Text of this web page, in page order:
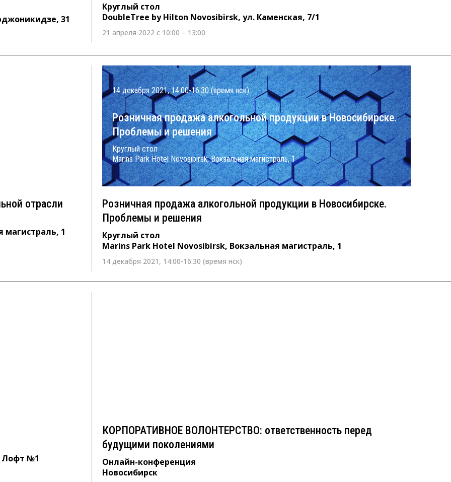
31
Круглый стол
DoubleTree by Hilton Novosibirsk, ул. Каменская, 7/1
21 апреля 2022 с 10:00 – 13:00
отрасли
магистраль, 1
14 декабря 2021, 14:00-16:30 (время нск)
Розничная продажа алкогольной продукции в Новосибирске.
Проблемы и решения
Круглый стол
Marins Park Hotel Novosibirsk, Вокзальная магистраль, 1
Розничная продажа алкогольной продукции в Новосибирске.
Проблемы и решения
Круглый стол
Marins Park Hotel Novosibirsk, Вокзальная магистраль, 1
14 декабря 2021, 14:00-16:30 (время нск)
Лофт №1
КОРПОРАТИВНОЕ ВОЛОНТЕРСТВО: ответственность перед
будущими поколениями
Онлайн-конференция
Новосибирск